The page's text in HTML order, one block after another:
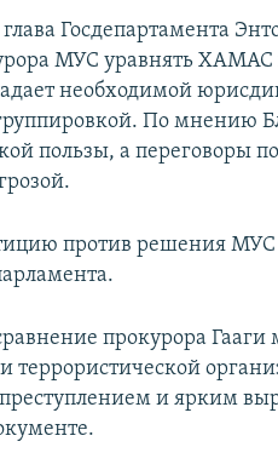
Госдепартамента
МУС уравнять ХАМАС
необходимой
По мнению
пользы, а переговоры
против решения МУС
прокурора
террористической
и ярким